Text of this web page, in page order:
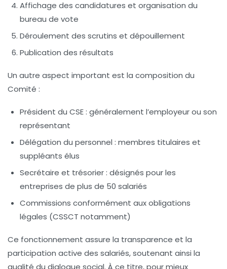
Affichage des candidatures et organisation du
bureau de vote
Déroulement des scrutins et dépouillement
Publication des résultats
Un autre aspect important est la composition du
Comité :
Président du CSE : généralement l’employeur ou son
représentant
Délégation du personnel : membres titulaires et
suppléants élus
Secrétaire et trésorier : désignés pour les
entreprises de plus de 50 salariés
Commissions conformément aux obligations
légales (CSSCT notamment)
Ce fonctionnement assure la transparence et la
participation active des salariés, soutenant ainsi la
qualité du dialogue social. À ce titre, pour mieux